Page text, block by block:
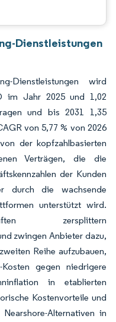
Dienstleistungen
Dienstleistungen wird
im Jahr 2025 und 1,02
und bis 2031 1,35
von 5,77 % von 2026
der kopfzahlbasierten
Verträgen, die die
der Kunden
durch die wachsende
unterstützt wird.
zersplittern
zwingen Anbieter dazu,
Reihe aufzubauen,
gegen niedrigere
in etablierten
Kostenvorteile und
Alternativen in